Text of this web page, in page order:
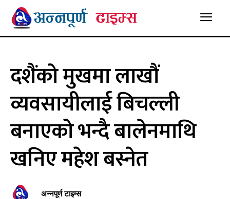
दशैंको मुखमा लाखौं
व्यवसायीलाई बिचल्ली
बनाएको भन्दै बालेनमाथि
खनिए महेश बस्नेत
अन्नपूर्ण टाइम्स